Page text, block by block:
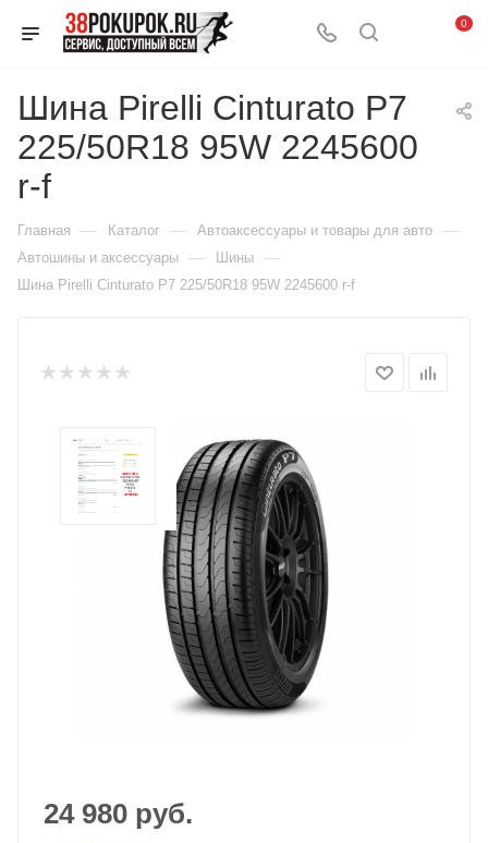
0
Шина Pirelli Cinturato P7
225/50R18 95W 2245600
r-f
Главная — Каталог — Автоаксессуары и товары для авто —
Автошины и аксессуары — Шины —
Шина Pirelli Cinturato P7 225/50R18 95W 2245600 r-f
24 980 руб.